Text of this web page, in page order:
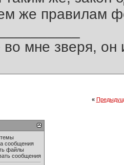
же правилам
во мне зверя, он
«
темы
сообщения
файлы
сообщения